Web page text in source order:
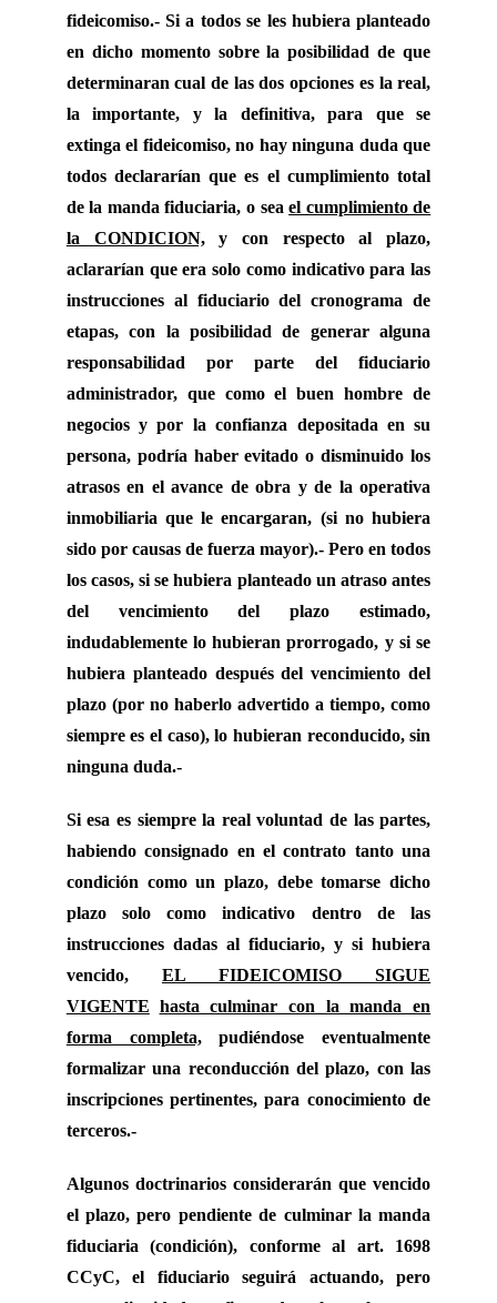
fideicomiso.- Si a todos se les hubiera planteado
en dicho momento sobre la posibilidad de que
determinaran cual de las dos opciones es la real,
la importante, y la definitiva, para que se
extinga el fideicomiso, no hay ninguna duda que
todos declararían que es el cumplimiento total
de la manda fiduciaria, o seael cumplimiento de
la CONDICION,y con respecto al plazo,
aclararían que era solo como indicativo para las
instrucciones al fiduciario del cronograma de
etapas, con la posibilidad de generar alguna
responsabilidad por parte del fiduciario
administrador, que como el buen hombre de
negocios y por la confianza depositada en su
persona, podría haber evitado o disminuido los
atrasos en el avance de obra y de la operativa
inmobiliaria que le encargaran, (si no hubiera
sido por causas de fuerza mayor).- Pero en todos
los casos, si se hubiera planteado un atraso antes
del vencimiento del plazo estimado,
indudablemente lo hubieran prorrogado, y si se
hubiera planteado después del vencimiento del
plazo (por no haberlo advertido a tiempo, como
siempre es el caso), lo hubieran reconducido, sin
ninguna duda.-
Si esa es siempre la real voluntad de las partes,
habiendo consignado en el contrato tanto una
condición como un plazo, debe tomarse dicho
plazo solo como indicativo dentro de las
instrucciones dadas al fiduciario, y si hubiera
vencido, EL FIDEICOMISO SIGUE
VIGENTE hasta culminar con la manda en
forma completa,pudiéndose eventualmente
formalizar una reconducción del plazo, con las
inscripciones pertinentes, para conocimiento de
terceros.-
Algunos doctrinarios considerarán que vencido
el plazo, pero pendiente de culminar la manda
fiduciaria (condición), conforme al art. 1698
CCyC, el fiduciario seguirá actuando, pero